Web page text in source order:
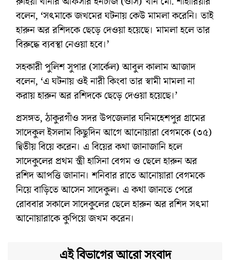
বলেন, ‘সৎমাকে জখমের ঘটনায় কেউ মামলা করেনি। তাই
হারুন অর রশিদকে ছেড়ে দেওয়া হয়েছে। মামলা হলে তার
বিরুদ্ধে ব্যবস্থা নেওয়া হবে।’
সহকারী পুলিশ সুপার (সার্কেল) আবুল কালাম আজাদ
বলেন, ‘এ ঘটনায় ওই নারী কিংবা তার স্বামী মামলা না
করায় হারুন অর রশিদকে ছেড়ে দেওয়া হয়েছে।’
প্রসঙ্গত, ঠাকুরগাঁও সদর উপজেলার ঘনিমহেশপুর গ্রামের
সাদেকুল ইসলাম কিছুদিন আগে আনোয়ারা বেগমকে (৩৫)
দ্বিতীয় বিয়ে করেন। এ বিয়ের কথা জানাজানি হলে
সাদেকুলের প্রথম স্ত্রী হাসিনা বেগম ও ছেলে হারুন অর
রশিদ আপত্তি জানান। শনিবার রাতে আনোয়ারা বেগমকে
নিয়ে বাড়িতে আসেন সাদেকুল। এ কথা জানতে পেরে
রোববার সকালে সাদেকুলের ছেলে হারুন অর রশিদ সৎমা
আনোয়ারাকে কুপিয়ে জখম করেন।
এই বিভাগের আরো সংবাদ